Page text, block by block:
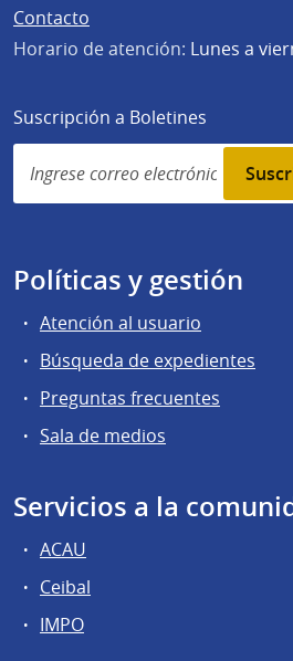
Contacto
Horario de atención: Lunes a
Suscripción a Boletines
Simplenews
subscription
Políticas y gestión
Atención al usuario
Búsqueda de expedientes
Preguntas frecuentes
Sala de medios
Servicios a la
ACAU
Ceibal
IMPO